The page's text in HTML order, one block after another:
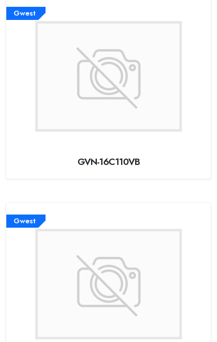
Gwest
GVN-16C110VB
Gwest